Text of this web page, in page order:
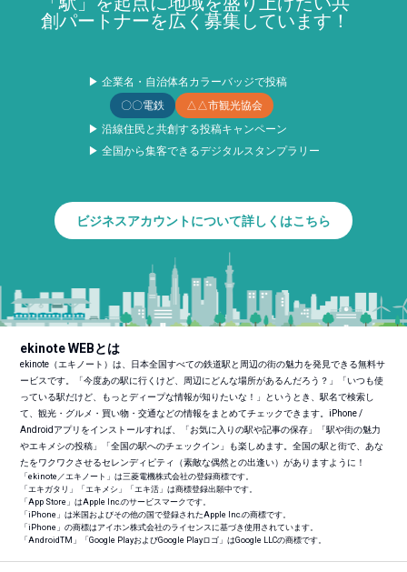
創パートナーを広く募集しています！
▶ 企業名・自治体名カラーバッジで投稿
〇〇電鉄
△△市観光協会
▶ 沿線住民と共創する投稿キャンペーン
▶ 全国から集客できるデジタルスタンプラリー
ビジネスアカウントについて詳しくはこちら
ekinote WEBとは
ekinote（エキノート）は、日本全国すべての鉄道駅と周辺の街の魅力を発見できる無料サ
ービスです。「今度あの駅に行くけど、周辺にどんな場所があるんだろう？」「いつも使
っている駅だけど、もっとディープな情報が知りたいな！」というとき、駅名で検索し
て、観光・グルメ・買い物・交通などの情報をまとめてチェックできます。iPhone /
Androidアプリをインストールすれば、「お気に入りの駅や記事の保存」「駅や街の魅力
やエキメシの投稿」「全国の駅へのチェックイン」も楽しめます。全国の駅と街で、あな
たをワクワクさせるセレンディピティ（素敵な偶然との出逢い）がありますように！
「ekinote／エキノート」は三菱電機株式会社の登録商標です。
「エキガタリ」「エキメシ」「エキ活」は商標登録出願中です。
「App Store」はApple Inc.のサービスマークです。
「iPhone」は米国およびその他の国で登録されたApple Inc.の商標です。
「iPhone」の商標はアイホン株式会社のライセンスに基づき使用されています。
「AndroidTM 」「Google PlayおよびGoogle Playロゴ」はGoogle LLCの商標です。